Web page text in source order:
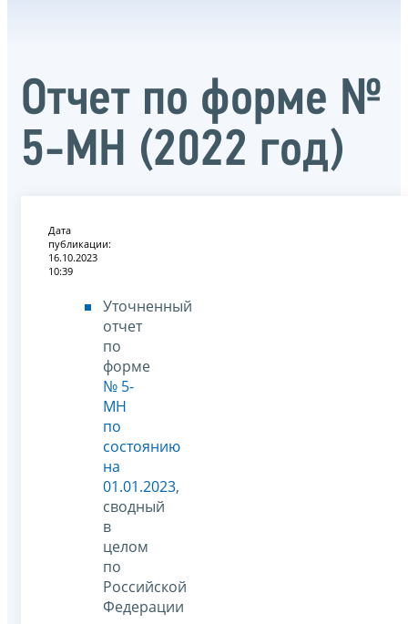
Отчет по форме №
5-МН (2022 год)
Дата
публикации:
16.10.2023
10:39
Уточненный
отчет
по
форме
№ 5-
МН
по
состоянию
на
01.01.2023,
сводный
в
целом
по
Российской
Федерации